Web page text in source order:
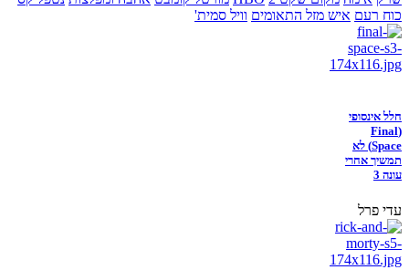
כוח רעם איש מזל התאומים וויל סמית'
חלל אינסופי
(Final
Space) לא
תמשיך אחרי
עונה 3
עדי פרל